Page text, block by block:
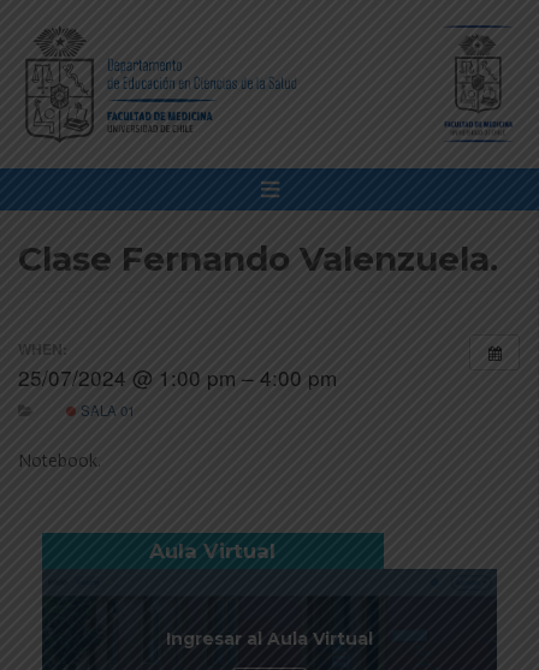
Clase Fernando Valenzuela.
WHEN:
25/07/2024 @ 1:00 pm – 4:00 pm
SALA 01
Notebook.
Aula Virtual
Ingresar al Aula Virtual